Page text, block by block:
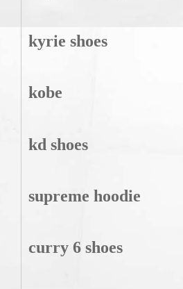
kyrie shoes
kobe
kd shoes
supreme hoodie
curry 6 shoes